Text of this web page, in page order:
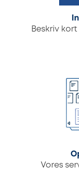
Beskriv
Vores